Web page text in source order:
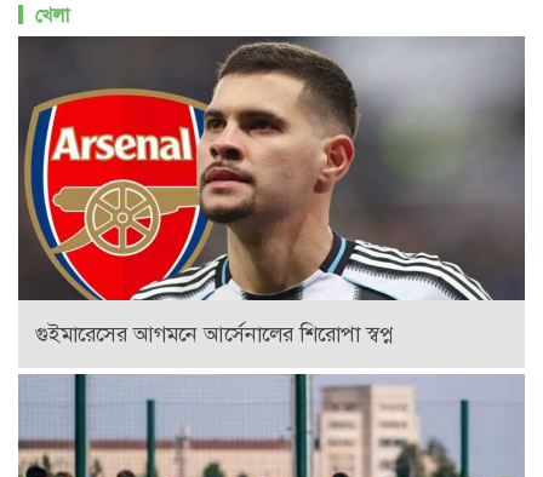
খেলা
গুইমারেসের আগমনে আর্সেনালের শিরোপা স্বপ্ন